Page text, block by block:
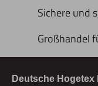
Sichere und
Großhandel
Deutsche